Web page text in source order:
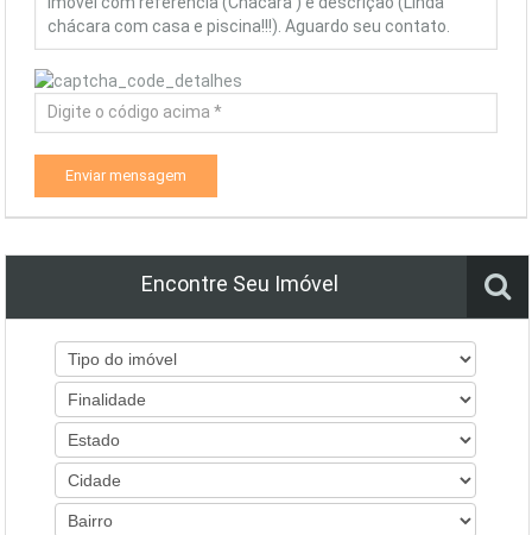
Enviar mensagem
Encontre Seu Imóvel